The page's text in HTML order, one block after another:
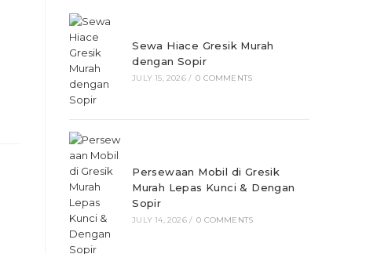
Sewa Hiace Gresik Murah
dengan Sopir
JULY 15, 2026 / 0 COMMENTS
Persewaan Mobil di Gresik
Murah Lepas Kunci & Dengan
Sopir
JULY 14, 2026 / 0 COMMENTS